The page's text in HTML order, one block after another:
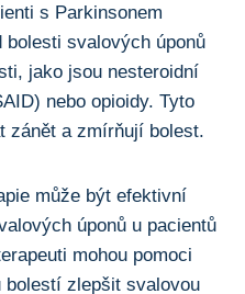
s Parkinsonem⁤
bolesti svalových úponů
jako jsou​ nesteroidní
⁣nebo opioidy. Tyto
⁤zánět a zmírňují bolest.
může být efektivní
úponů u pacientů
mohou pomoci
bolestí zlepšit ⁤svalovou